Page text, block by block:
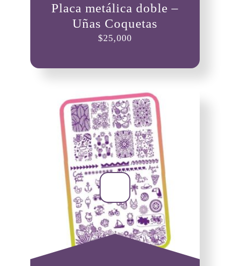
Placa metálica doble –
Uñas Coquetas
$25,000